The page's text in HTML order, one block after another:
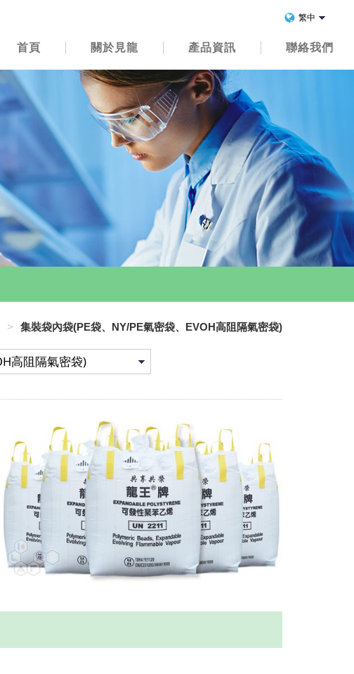
首頁 關於見龍 產品資訊 聯絡我們
> 集裝袋內袋(PE袋、NY/PE氣密袋、EVOH高阻隔氣密袋)